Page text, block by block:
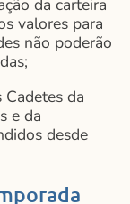
da carteira
valores para
não poderão
da
e da
desde